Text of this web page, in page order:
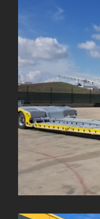
ARLA